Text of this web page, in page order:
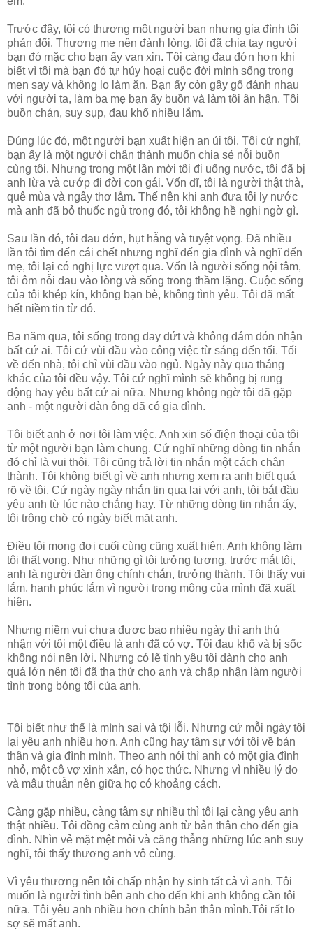
Trước đây, tôi có thương một người bạn nhưng gia đình tôi
phản đối. Thương mẹ nên đành lòng, tôi đã chia tay người
bạn đó mặc cho bạn ấy van xin. Tôi càng đau đớn hơn khi
biết vì tôi mà bạn đó tự hủy hoại cuộc đời mình sống trong
men say và không lo làm ăn. Bạn ấy còn gây gổ đánh nhau
với người ta, làm ba mẹ bạn ấy buồn và làm tôi ân hận. Tôi
buồn chán, suy sụp, đau khổ nhiều lắm.
Đúng lúc đó, một người bạn xuất hiện an ủi tôi. Tôi cứ nghĩ,
bạn ấy là một người chân thành muốn chia sẻ nỗi buồn
cùng tôi. Nhưng trong một lần mời tôi đi uống nước, tôi đã bị
anh lừa và cướp đi đời con gái. Vốn dĩ, tôi là người thật thà,
quê mùa và ngây thơ lắm. Thế nên khi anh đưa tôi ly nước
mà anh đã bỏ thuốc ngủ trong đó, tôi không hề nghi ngờ gì.
Sau lần đó, tôi đau đớn, hụt hẫng và tuyệt vọng. Đã nhiều
lần tôi tìm đến cái chết nhưng nghĩ đến gia đình và nghĩ đến
mẹ, tôi lại có nghị lực vượt qua. Vốn là người sống nội tâm,
tôi ôm nỗi đau vào lòng và sống trong thầm lặng. Cuộc sống
của tôi khép kín, không bạn bè, không tình yêu. Tôi đã mất
hết niềm tin từ đó.
Ba năm qua, tôi sống trong day dứt và không dám đón nhận
bất cứ ai. Tôi cứ vùi đầu vào công việc từ sáng đến tối. Tối
về đến nhà, tôi chỉ vùi đầu vào ngủ. Ngày này qua tháng
khác của tôi đều vậy. Tôi cứ nghĩ mình sẽ không bị rung
động hay yêu bất cứ ai nữa. Nhưng không ngờ tôi đã gặp
anh - một người đàn ông đã có gia đình.
Tôi biết anh ở nơi tôi làm việc. Anh xin số điện thoại của tôi
từ một người bạn làm chung. Cứ nghĩ những dòng tin nhắn
đó chỉ là vui thôi. Tôi cũng trả lời tin nhắn một cách chân
thành. Tôi không biết gì về anh nhưng xem ra anh biết quá
rõ về tôi. Cứ ngày ngày nhắn tin qua lại với anh, tôi bắt đầu
yêu anh từ lúc nào chẳng hay. Từ những dòng tin nhắn ấy,
tôi trông chờ có ngày biết mặt anh.
Điều tôi mong đợi cuối cùng cũng xuất hiện. Anh không làm
tôi thất vọng. Như những gì tôi tưởng tượng, trước mắt tôi,
anh là người đàn ông chính chắn, trưởng thành. Tôi thấy vui
lắm, hạnh phúc lắm vì người trong mộng của mình đã xuất
hiện.
Nhưng niềm vui chưa được bao nhiêu ngày thì anh thú
nhận với tôi một điều là anh đã có vợ. Tôi đau khổ và bị sốc
không nói nên lời. Nhưng có lẽ tình yêu tôi dành cho anh
quá lớn nên tôi đã tha thứ cho anh và chấp nhận làm người
tình trong bóng tối của anh.
Tôi biết như thế là mình sai và tội lỗi. Nhưng cứ mỗi ngày tôi
lại yêu anh nhiều hơn. Anh cũng hay tâm sự với tôi về bản
thân và gia đình mình. Theo anh nói thì anh có một gia đình
nhỏ, một cô vợ xinh xắn, có học thức. Nhưng vì nhiều lý do
và mâu thuẫn nên giữa họ có khoảng cách.
Càng gặp nhiều, càng tâm sự nhiều thì tôi lại càng yêu anh
thật nhiều. Tôi đồng cảm cùng anh từ bản thân cho đến gia
đình. Nhìn vẻ mặt mệt mỏi và căng thẳng những lúc anh suy
nghĩ, tôi thấy thương anh vô cùng.
Vì yêu thương nên tôi chấp nhận hy sinh tất cả vì anh. Tôi
muốn là người tình bên anh cho đến khi anh không cần tôi
nữa. Tôi yêu anh nhiều hơn chính bản thân mình.Tôi rất lo
sợ sẽ mất anh.